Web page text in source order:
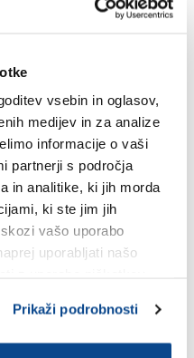
vsebin in oglasov,
medijev in za analize
informacije o vaši
partnerji s področja
in analitike, ki jih morda
ki ste jim jih
vašo uporabo
uporabljati našo
Prikaži podrobnosti
se mi zdi skrajno
na dvorišču nekdanje
odkrili oktobra 2023.
podpisala še Vuk Ćosić
prestali izbrisani.
prebivalstva
25.700 pripadnikov
pravic, ki jih prinaša
je potrebna prijava